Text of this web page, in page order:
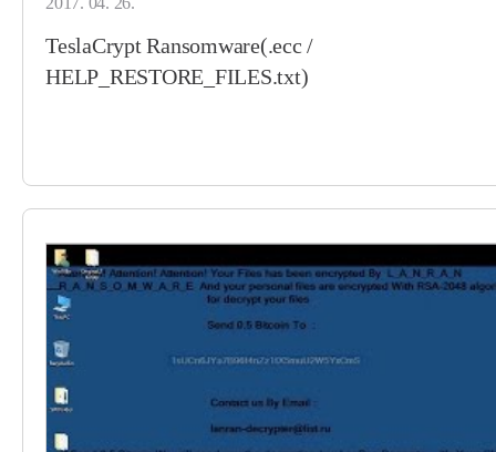
TeslaCrypt Ransomware(.ecc /
HELP_RESTORE_FILES.txt)